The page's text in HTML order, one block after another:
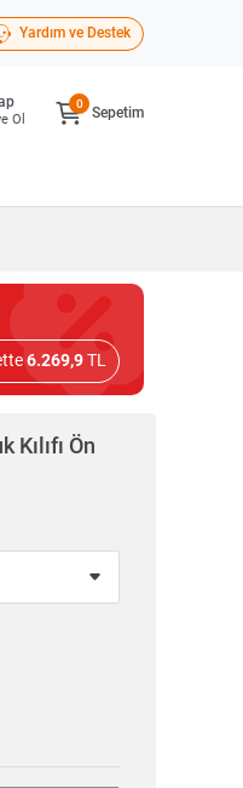
Yardım ve Destek
Ol Sepetim
0
6.269,9TL
Ön